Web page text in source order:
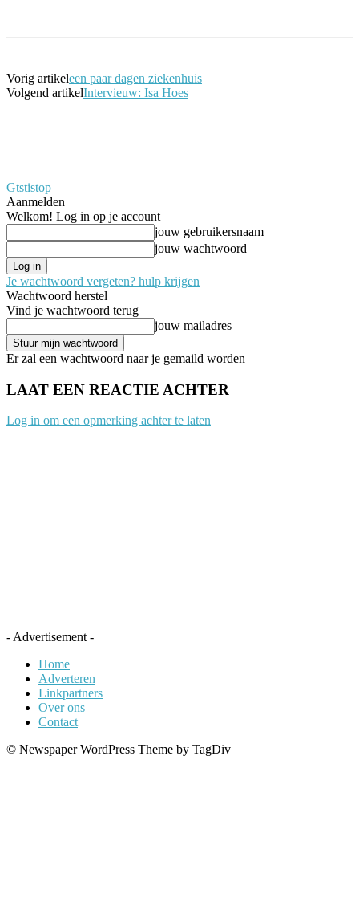
Vorig artikeleen paar dagen ziekenhuis
Volgend artikelIntervieuw: Isa Hoes
Gtstistop
Aanmelden
Welkom! Log in op je account
jouw gebruikersnaam
jouw wachtwoord
Je wachtwoord vergeten? hulp krijgen
Wachtwoord herstel
Vind je wachtwoord terug
jouw mailadres
Er zal een wachtwoord naar je gemaild worden
LAAT EEN REACTIE ACHTER
Log in om een opmerking achter te laten
- Advertisement -
Home
Adverteren
Linkpartners
Over ons
Contact
© Newspaper WordPress Theme by TagDiv